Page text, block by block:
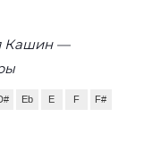
Кашин —
Eb E F F#